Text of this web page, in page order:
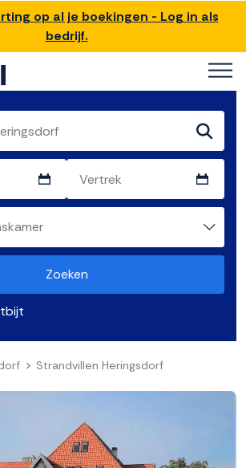
op al je boekingen - Log in als
bedrijf.
Zoeken
Strandvillen Heringsdorf